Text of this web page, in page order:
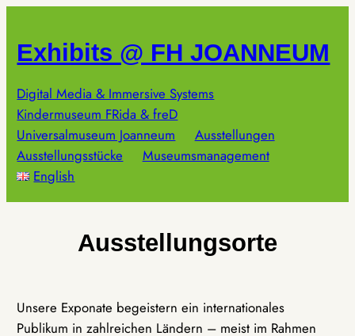
springen
Exhibits @ FH JOANNEUM
Digital Media & Immersive Systems
Kindermuseum FRida & freD
Universalmuseum Joanneum
Ausstellungen
Ausstellungsstücke
Museumsmanagement
English
Ausstellungsorte
Unsere Exponate begeistern ein internationales
Publikum in zahlreichen Ländern – meist im Rahmen